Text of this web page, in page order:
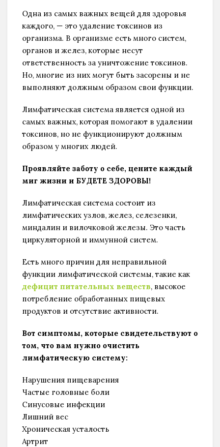
Одна из самых важных вещей для здоровья
каждого, — это удаление токсинов из
организма. В организме есть много систем,
органов и желез, которые несут
ответственность за уничтожение токсинов.
Но, многие из них могут быть засорены и не
выполняют должным образом свои функции.
Лимфатическая система является одной из
самых важных, которая помогают в удалении
токсинов, но не функционируют должным
образом у многих людей.
Проявляйте заботу о себе, цените каждый
миг жизни и БУДЕТЕ ЗДОРОВЫ!
Лимфатическая система состоит из
лимфатических узлов, желез, селезенки,
миндалин и вилочковой железы. Это часть
циркуляторной и иммунной систем.
Есть много причин для неправильной
функции лимфатической системы, такие как
дефицит питательных веществ, высокое
потребление обработанных пищевых
продуктов и отсутствие активности.
Вот симптомы, которые свидетельствуют о
том, что вам нужно очистить
лимфатическую систему:
Нарушения пищеварения
Частые головные боли
Синусовые инфекции
Лишний вес
Хроническая усталость
Артрит